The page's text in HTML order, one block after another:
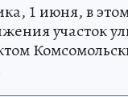
1 июня, в
участок